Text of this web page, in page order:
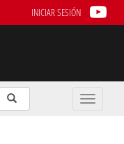
INICIAR SESIÓN
Enviar
Buscar
Toggle